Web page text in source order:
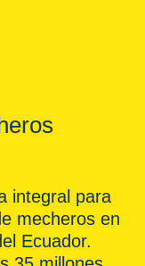
integral para
mecheros en
Ecuador.